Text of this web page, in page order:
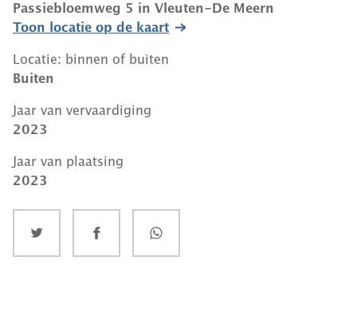
Passiebloemweg 5 in Vleuten-De Meern
Toon locatie op de kaart
Locatie: binnen of buiten
Buiten
Jaar van vervaardiging
2023
Jaar van plaatsing
2023